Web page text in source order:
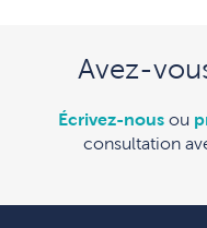
Avez-
Écrivez-nousou
consultation